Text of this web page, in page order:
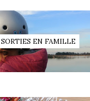
SORTIES EN FAMILLE